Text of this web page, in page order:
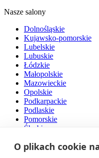
O plikach cookie
Nasze salony
Dolnośląskie
Kujawsko-pomorskie
Lubelskie
Lubuskie
Łódzkie
Małopolskie
Mazowieckie
Opolskie
Podkarpackie
Podlaskie
Pomorskie
Śląskie
Warmińsko-mazurskie